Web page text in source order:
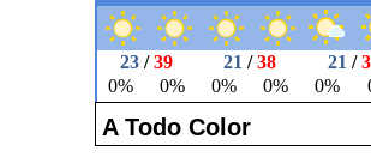
A Todo Color